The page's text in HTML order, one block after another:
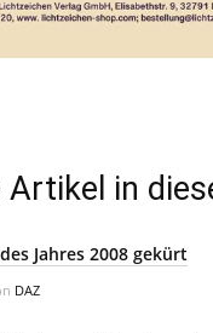
Artikel in
Jahres 2008 gekürt
DAZ